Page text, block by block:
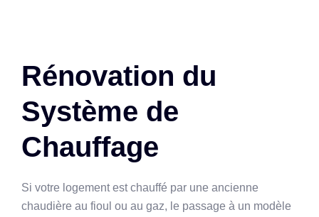
Rénovation du
Système de
Chauffage
Si votre logement est chauffé par une ancienne
chaudière au fioul ou au gaz, le passage à un modèle